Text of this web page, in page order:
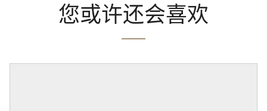
您或许还会喜欢